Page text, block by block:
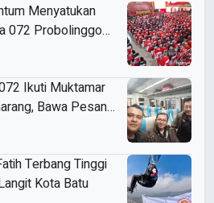
Menyatukan
072 Probolinggo
Suci
Ikuti Muktamar
Bawa Pesan
Terbang Tinggi
Kota Batu